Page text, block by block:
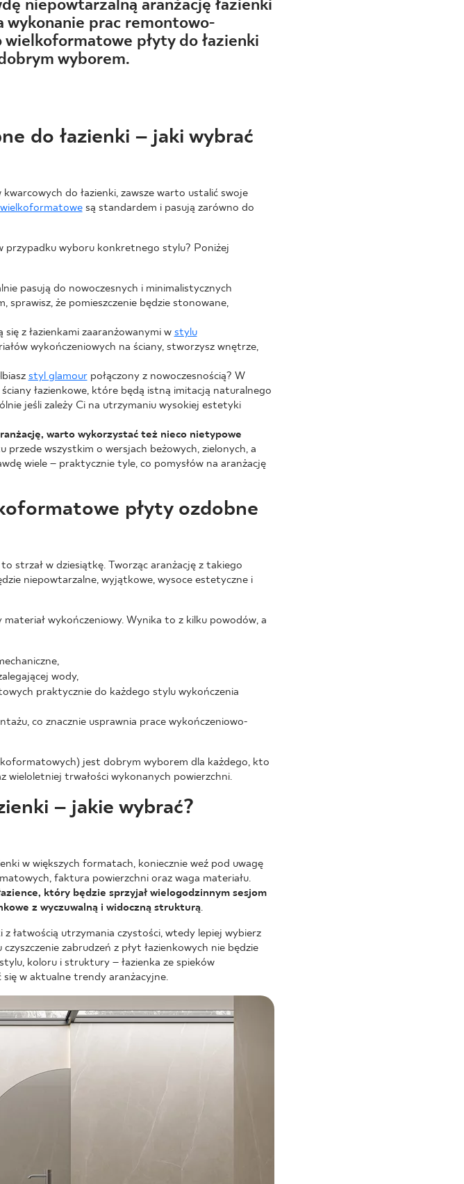
US
niepowtarzalną aranżację łazienki
wykonanie prac remontowo-
płyty do łazienki
wyborem.
do łazienki – jaki wybrać
do łazienki, zawsze warto ustalić swoje
są standardem i pasują zarówno do
przypadku wyboru konkretnego stylu? Poniżej
pasują do nowoczesnych i minimalistycznych
sprawisz, że pomieszczenie będzie stonowane,
z łazienkami zaaranżowanymi w stylu
wykończeniowych na ściany, stworzysz wnętrze,
styl glamourpołączony z nowoczesnością? W
łazienkowe, które będą istną imitacją naturalnego
jeśli zależy Ci na utrzymaniu wysokiej estetyki
warto wykorzystać też nieco nietypowe
przede wszystkim o wersjach beżowych, zielonych, a
wiele – praktycznie tyle, co pomysłów na aranżację
płyty ozdobne
strzał w dziesiątkę. Tworząc aranżację z takiego
niepowtarzalne, wyjątkowe, wysoce estetyczne i
wykończeniowy. Wynika to z kilku powodów, a
wody,
praktycznie do każdego stylu wykończenia
co znacznie usprawnia prace wykończeniowo-
jest dobrym wyborem dla każdego, kto
wieloletniej trwałości wykonanych powierzchni.
– jakie wybrać?
w większych formatach, koniecznie weź pod uwagę
faktura powierzchni oraz waga materiału.
który będzie sprzyjał wielogodzinnym sesjom
z wyczuwalną i widoczną strukturą.
łatwością utrzymania czystości, wtedy lepiej wybierz
zabrudzeń z płyt łazienkowych nie będzie
koloru i struktury – łazienka ze spieków
w aktualne trendy aranżacyjne.